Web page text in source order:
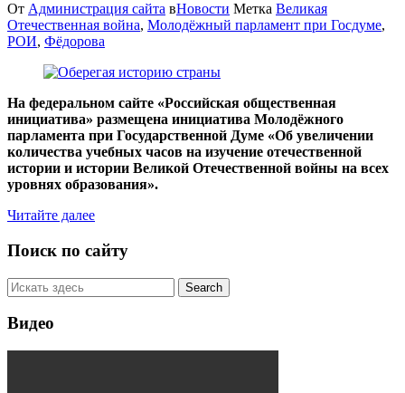
От Администрация сайта вНовости Метка Великая
Отечественная война, Молодёжный парламент при Госдуме,
РОИ, Фёдорова
На федеральном сайте «Российская общественная
инициатива» размещена инициатива Молодёжного
парламента при Государственной Думе «Об увеличении
количества учебных часов на изучение отечественной
истории и истории Великой Отечественной войны на всех
уровнях образования».
Читайте далее
Поиск по сайту
Видео